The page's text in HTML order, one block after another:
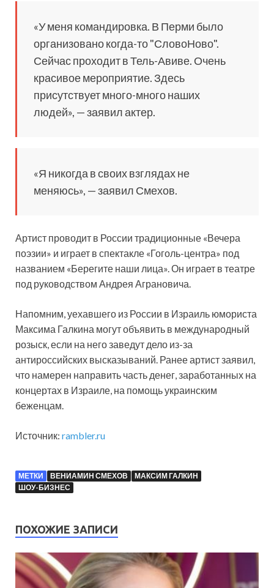
«У меня командировка. В Перми было
организовано когда-то "СловоНово".
Сейчас проходит в Тель-Авиве. Очень
красивое мероприятие. Здесь
присутствует много-много наших
людей», — заявил актер.
«Я никогда в своих взглядах не
меняюсь», — заявил Смехов.
Артист проводит в России традиционные «Вечера
поэзии» и играет в спектакле «Гоголь-центра» под
названием «Берегите наши лица». Он играет в театре
под руководством Андрея Аграновича.
Напомним, уехавшего из России в Израиль юмориста
Максима Галкина могут объявить в международный
розыск, если на него заведут дело из-за
антироссийских высказываний. Ранее артист заявил,
что намерен направить часть денег, заработанных на
концертах в Израиле, на помощь украинским
беженцам.
Источник: rambler.ru
МЕТКИ ВЕНИАМИН СМЕХОВ
МАКСИМ ГАЛКИН
ШОУ-БИЗНЕС
ПОХОЖИЕ ЗАПИСИ